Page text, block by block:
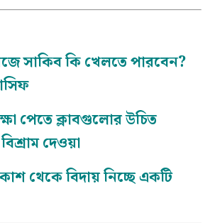
সাকিব কি খেলতে পারবেন?
পেতে ক্লাবগুলোর উচিত
দেওয়া
থেকে বিদায় নিচ্ছে একটি